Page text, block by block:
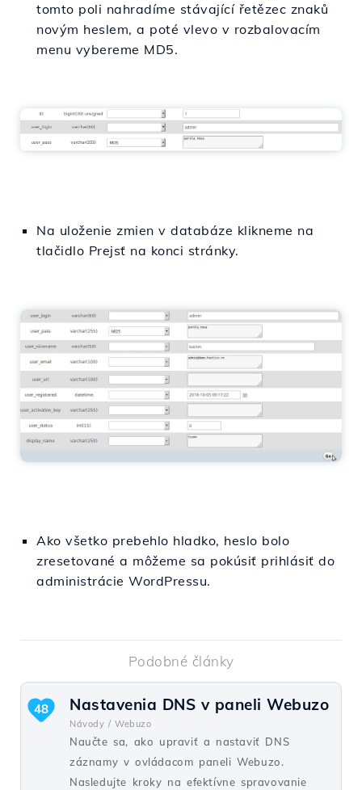
tomto poli nahradíme stávající řetězec znaků
novým heslem, a poté vlevo v rozbalovacím
menu vybereme MD5.
Na uloženie zmien v databáze klikneme na
tlačidlo Prejsť na konci stránky.
Ako všetko prebehlo hladko, heslo bolo
zresetované a môžeme sa pokúsiť prihlásiť do
administrácie WordPressu.
Podobné články
Nastavenia DNS v paneli Webuzo
Návody / Webuzo
Naučte sa, ako upraviť a nastaviť DNS
záznamy v ovládacom paneli Webuzo.
Nasledujte kroky na efektívne spravovanie
48